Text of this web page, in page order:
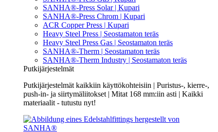
SANHA®-Press Solar | Kupari
SANHA®-Press Chrom | Kupari
ACR Copper Press | Kupari
Heavy Steel Press | Seostamaton teräs
Heavy Steel Press Gas | Seostamaton teräs
SANHA®-Therm | Seostamaton teräs
SANHA®-Therm Industry | Seostamaton teräs
Putkijärjestelmät
Putkijärjestelmät kaikkiin käyttökohteisiin | Puristus-, kierre-,
push-in- ja siirtymäliitokset | Mitat 168 mm:iin asti | Kaikki
materiaalit - tutustu nyt!